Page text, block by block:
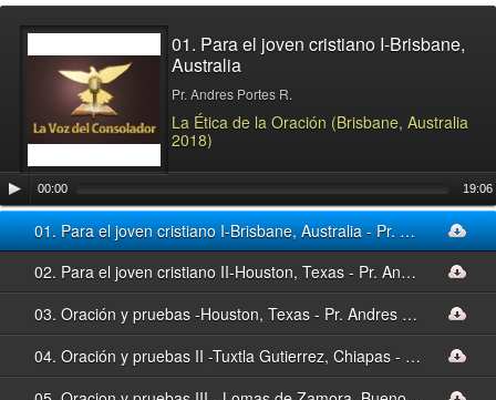
01. Para el joven cristiano I-Brisbane,
Australia
Pr. Andres Portes R.
La Ética de la Oración (Brisbane, Australia
2018)
Audio
Player00:00 19:06
01. Para el joven cristiano I-Brisbane, Australia - Pr. Andres Portes R.
02. Para el joven cristiano II-Houston, Texas - Pr. Andres Portes R.
03. Oración y pruebas -Houston, Texas - Pr. Andres Portes R.
04. Oración y pruebas II -Tuxtla Gutierrez, Chiapas - Pr. Andres Portes R.